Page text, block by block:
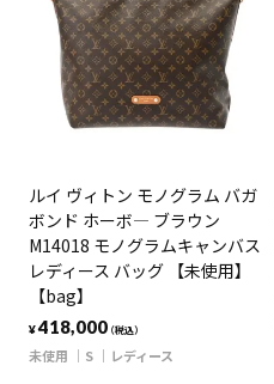
ルイ ヴィトン モノグラム バガ
ボンド ホーボ― ブラウン
M14018 モノグラムキャンバス
レディース バッグ 【未使用】
【bag】
¥418,000（税込）
未使用 S レディース